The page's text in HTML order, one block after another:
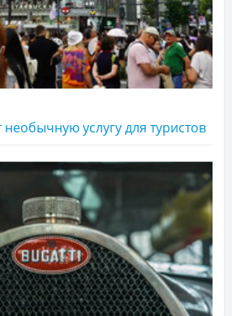
услугу для туристов